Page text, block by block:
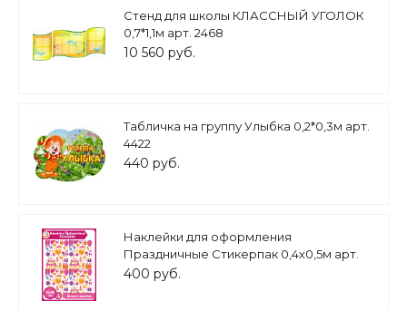
Стенд для школы КЛАССНЫЙ УГОЛОК
0,7*1,1м арт. 2468
10 560 руб.
Табличка на группу Улыбка 0,2*0,3м арт.
4422
440 руб.
Наклейки для оформления
Праздничные Стикерпак 0,4х0,5м арт.
н1774
400 руб.